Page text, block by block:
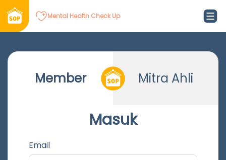
Mental Health Check Up
Member Mitra Ahli
Masuk
Email